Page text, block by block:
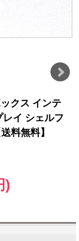
クス インテ
レイ シェルフ
料無料】
)